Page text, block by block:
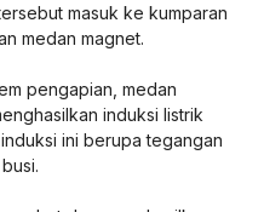
masuk ke kumparan
medan magnet.
pengapian, medan
induksi listrik
ini berupa tegangan